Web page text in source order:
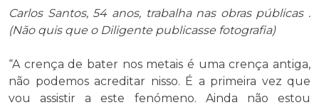
Carlos Santos, 54 anos, trabalha nas obras públicas .
(Não quis que o Diligente publicasse fotografia)
“A crença de bater nos metais é uma crença antiga,
não podemos acreditar nisso. É a primeira vez que
vou assistir a este fenómeno. Ainda não estou